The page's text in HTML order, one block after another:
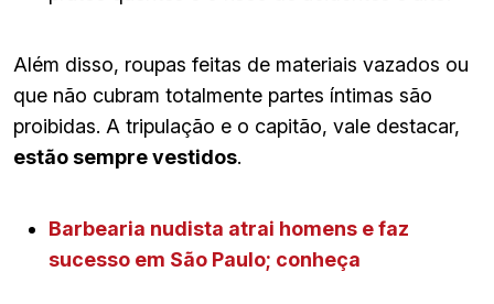
Além disso, roupas feitas de materiais vazados ou
que não cubram totalmente partes íntimas são
proibidas. A tripulação e o capitão, vale destacar,
estão sempre vestidos.
Barbearia nudista atrai homens e faz
sucesso em São Paulo; conheça